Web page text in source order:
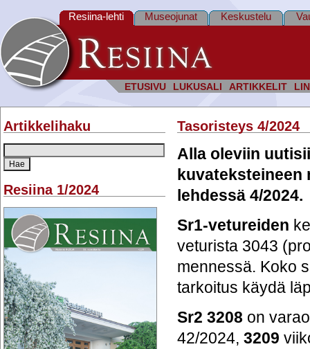
ETUSIVU LUKUSALI ARTIKKELIT
Resiina-lehti Museojunat Keskustelu
Artikkelihaku
Resiina 1/2024
Tasoristeys 4/2024
Alla oleviin
kuvateksteineen
lehdessä 4/2024.
Sr1-vetureiden
veturista 3043
mennessä. Koko
tarkoitus käydä
Sr2 3208 on
42/2024,3209